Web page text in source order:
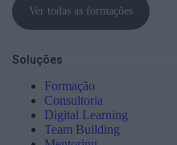
Ver todas as formações
Soluções
Formação
Consultoria
Digital Learning
Team Building